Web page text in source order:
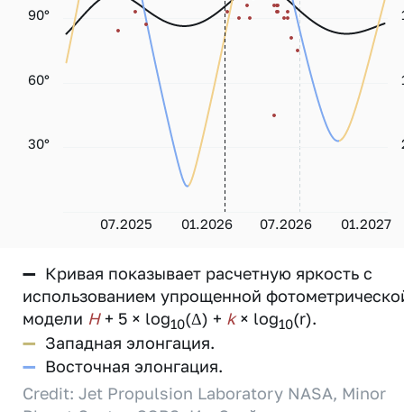
07.2025 01.2026 07.2026 01.2027
30°
60°
90°
— Кривая показывает расчетную яркость с
использованием упрощенной
модели H+ 5 × log10(Δ) + k× log10(r).
— Западная элонгация.
— Восточная элонгация.
Credit: Jet Propulsion Laboratory NASA, Minor